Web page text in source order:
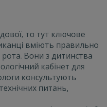
то тут ключове
вміють правильно
Вони з дитинства
кабінет для
консультують
питань,